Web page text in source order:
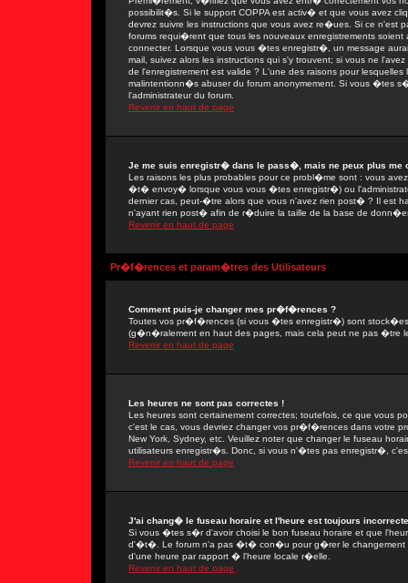
possibilit�s. Si le support COPPA est activ� et que vous avez
devrez suivre les instructions que vous avez re�ues. Si ce
forums requi�rent que tous les nouveaux enregistrements
connecter. Lorsque vous vous �tes enregistr�, un message
mail, suivez alors les instructions qui s'y trouvent; si vous ne
de l'enregistrement est valide ? L'une des raisons pour
malintentionn�s abuser du forum anonymement. Si vous �tes
l'administrateur du forum.
Revenir en haut de page
Je me suis enregistr� dans le pass�, mais ne peux plus me
Les raisons les plus probables pour ce probl�me sont : vous
�t� envoy� lorsque vous vous �tes enregistr�) ou
dernier cas, peut-�tre alors que vous n'avez rien post� ? Il est
n'ayant rien post� afin de r�duire la taille de la base de
Revenir en haut de page
Pr�f�rences et param�tres des Utilisateurs
Comment puis-je changer mes pr�f�rences ?
Toutes vos pr�f�rences (si vous �tes enregistr�) sont
(g�n�ralement en haut des pages, mais cela peut ne pas �tre
Revenir en haut de page
Les heures ne sont pas correctes !
Les heures sont certainement correctes; toutefois, ce que vous
c'est le cas, vous devriez changer vos pr�f�rences dans votre
New York, Sydney, etc. Veuillez noter que changer le fuseau
utilisateurs enregistr�s. Donc, si vous n'�tes pas enregistr�,
Revenir en haut de page
J'ai chang� le fuseau horaire et l'heure est toujours
Si vous �tes s�r d'avoir choisi le bon fuseau horaire et que
d'�t�. Le forum n'a pas �t� con�u pour g�rer le
d'une heure par rapport � l'heure locale r�elle.
Revenir en haut de page